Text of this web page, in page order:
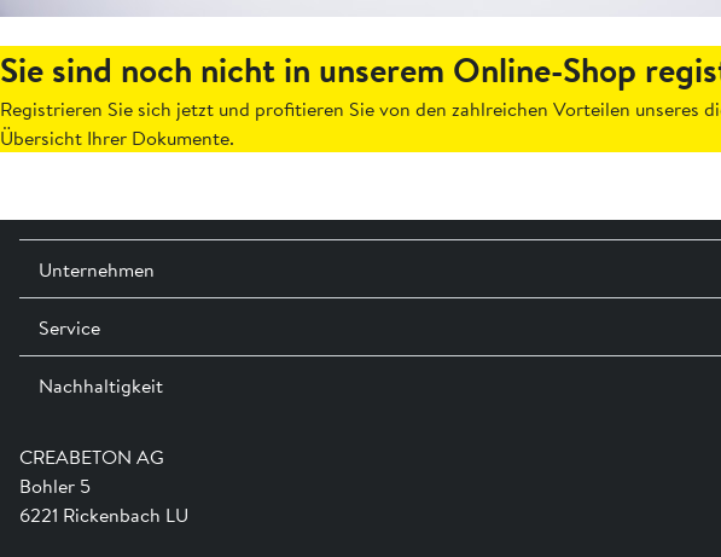
Sie sind noch nicht in unserem Online-Shop
Registrieren Sie sich jetzt und profitieren Sie von den zahlreichen Vorteilen
Übersicht Ihrer Dokumente.
CREABETON AG
Bohler 5
6221 Rickenbach LU
Unternehmen
Kontakt / Standorte
Ausstellungen
Team
Ausbildung
Service
Dienstleistungen
Shop Hilfe
Anwendungsunterstützung
Newsletter
Nachhaltigkeit
Engagement
Swissness
Schwammstadt